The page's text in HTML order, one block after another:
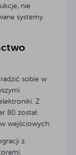
nie
systemy
sobie w
Z
80 został
wejściowych:
z